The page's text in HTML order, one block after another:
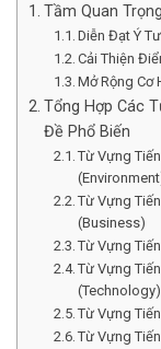
Tầm Quan
Diễn Đạt Ý
Cải Thiện
Mở Rộng Cơ
Tổng Hợp Các
Đề Phổ Biến
Từ Vựng
Từ Vựng
(Business)
Từ Vựng
Từ Vựng
(Technology)
Từ Vựng
Từ Vựng